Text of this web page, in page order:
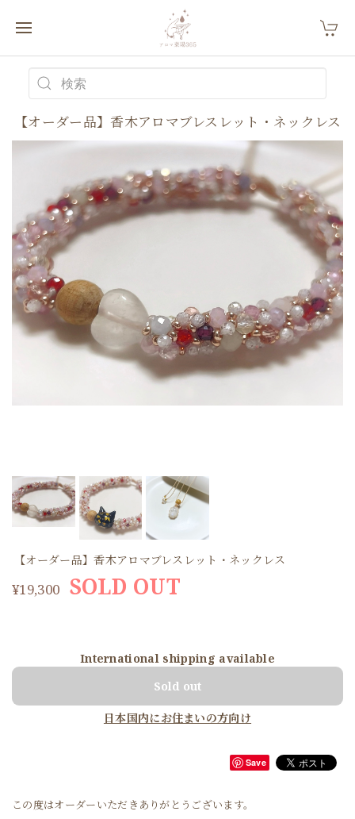
【オーダー品】香木アロマブレスレット・ネックレス
【オーダー品】香木アロマブレスレット・ネックレス
¥19,300 SOLD OUT
International shipping available
Sold out
日本国内にお住まいの方向け
Save
この度はオーダーいただきありがとうございます。